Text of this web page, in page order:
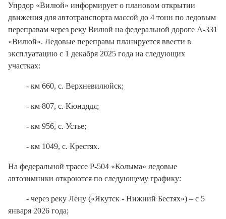
Упрдор «Вилюй» информирует о плановом открытии
движения для автотранспорта массой до 4 тонн по ледовым
переправам через реку Вилюй на федеральной дороге А-331
«Вилюй». Ледовые переправы планируется ввести в
эксплуатацию с 1 декабря 2025 года на следующих
участках:
- км 660, с. Верхневилюйск;
- км 807, с. Кюндядя;
- км 956, с. Устье;
- км 1049, с. Крестях.
На федеральной трассе Р-504 «Колыма» ледовые
автозимники откроются по следующему графику:
- через реку Лену («Якутск - Нижний Бестях») – с 5
января 2026 года;